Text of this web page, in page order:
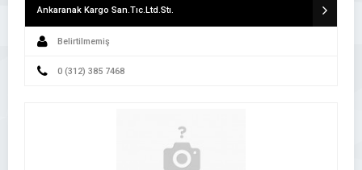
Ankaranak Kargo San.Tıc.Ltd.Stı.
Belirtilmemiş
0 (312) 385 7468